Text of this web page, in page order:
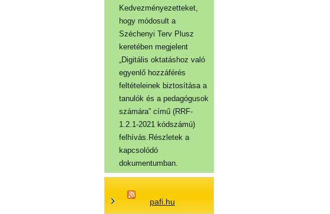
Kedvezményezetteket,
hogy módosult a
Széchenyi Terv Plusz
keretében megjelent
„Digitális oktatáshoz való
egyenlő hozzáférés
feltételeinek biztosítása a
tanulók és a pedagógusok
számára” című (RRF-
1.2.1-2021 kódszámú)
felhívás.Részletek a
kapcsolódó
dokumentumban.
pafi.hu